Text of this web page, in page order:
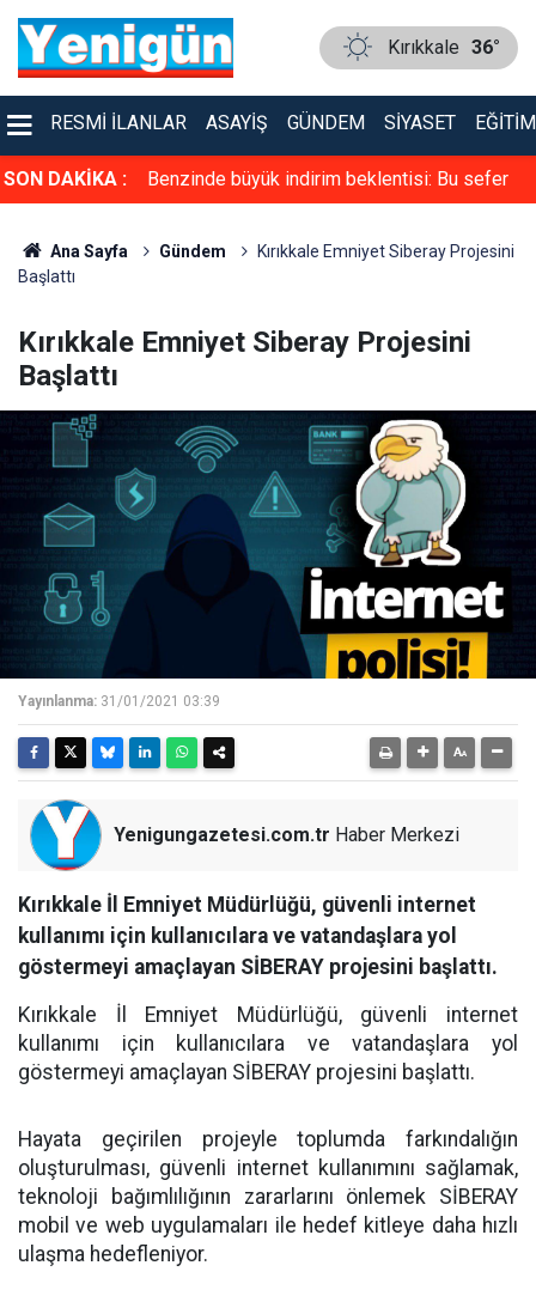
Kırıkkale 36°
RESMI İLANLAR ASAYIŞ GÜNDEM SIYASET EĞITIM
SON DAKİKA :
belli oluyor Benzinde büyük indirim beklentisi: Bu sefer
Ana Sayfa Gündem
Kırıkkale Emniyet Siberay Projesini
Başlattı
Kırıkkale Emniyet Siberay Projesini
Başlattı
Yayınlanma: 31/01/2021 03:39
Yenigungazetesi.com.tr Haber Merkezi
Kırıkkale İl Emniyet Müdürlüğü, güvenli internet
kullanımı için kullanıcılara ve vatandaşlara yol
göstermeyi amaçlayan SİBERAY projesini başlattı.
Kırıkkale İl Emniyet Müdürlüğü, güvenli internet
kullanımı için kullanıcılara ve vatandaşlara yol
göstermeyi amaçlayan SİBERAY projesini başlattı.
Hayata geçirilen projeyle toplumda farkındalığın
oluşturulması, güvenli internet kullanımını sağlamak,
teknoloji bağımlılığının zararlarını önlemek SİBERAY
mobil ve web uygulamaları ile hedef kitleye daha hızlı
ulaşma hedefleniyor.